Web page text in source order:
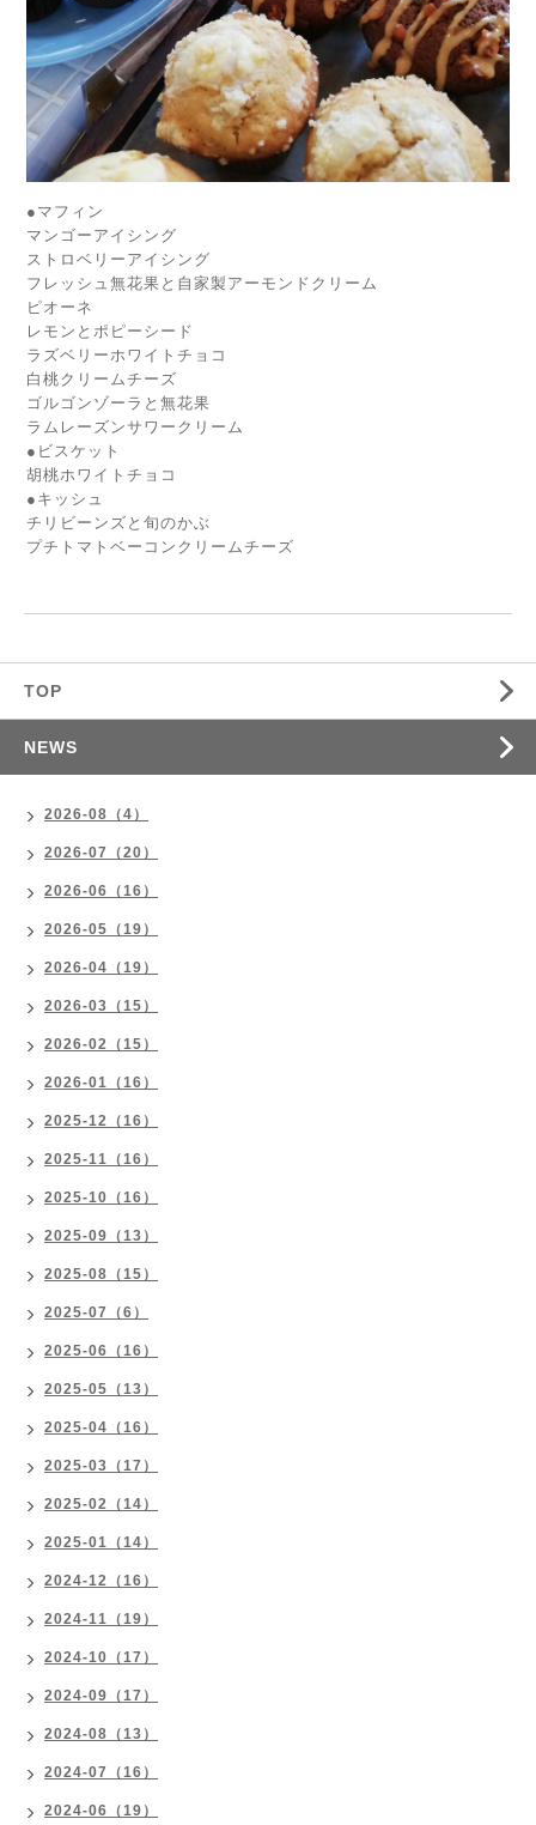
●マフィン
マンゴーアイシング
ストロベリーアイシング
フレッシュ無花果と自家製アーモンドクリーム
ピオーネ
レモンとポピーシード
ラズベリーホワイトチョコ
白桃クリームチーズ
ゴルゴンゾーラと無花果
ラムレーズンサワークリーム
●ビスケット
胡桃ホワイトチョコ
●キッシュ
チリビーンズと旬のかぶ
プチトマトベーコンクリームチーズ
TOP
NEWS
2026-08（4）
2026-07（20）
2026-06（16）
2026-05（19）
2026-04（19）
2026-03（15）
2026-02（15）
2026-01（16）
2025-12（16）
2025-11（16）
2025-10（16）
2025-09（13）
2025-08（15）
2025-07（6）
2025-06（16）
2025-05（13）
2025-04（16）
2025-03（17）
2025-02（14）
2025-01（14）
2024-12（16）
2024-11（19）
2024-10（17）
2024-09（17）
2024-08（13）
2024-07（16）
2024-06（19）